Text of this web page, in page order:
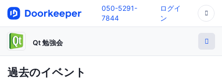
050-5291-
7844
ログイ
ン
Qt 勉強会
過去のイベント